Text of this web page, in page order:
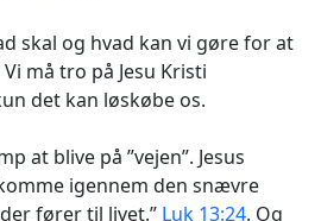
skal og hvad kan vi gøre for at
må tro på Jesu Kristi
det kan løskøbe os.
at blive på ”vejen”. Jesus
igennem den snævre
fører til livet.” Luk 13:24. Og